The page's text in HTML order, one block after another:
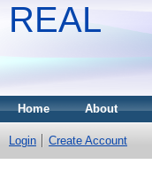
REAL
Home About
Login Create Account